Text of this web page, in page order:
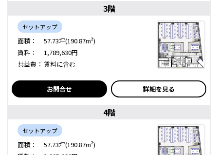
3階
セットアップ
面積：
57.73坪(190.87m²)
賃料：
1,789,630円
共益費： 賃料に含む
お問合せ 詳細を見る
4階
セットアップ
面積：
57.73坪(190.87m²)